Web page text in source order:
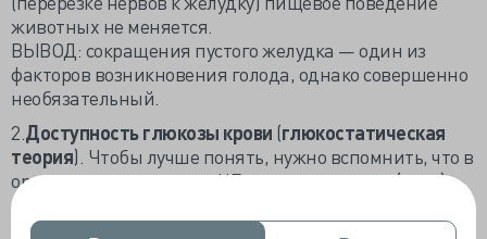
животных не меняется.
ВЫВОД: сокращения пустого желудка — один из
факторов возникновения голода, однако совершенно
необязательный.
2. Доступность глюкозы крови (глюкостатическая
теория). Чтобы лучше понять, нужно вспомнить, что в
организме есть инсулинНЕзависимые ткани (мозг),
они получают глюкозу из крови в любом случае, если
она там есть. Почти все остальные ткани —